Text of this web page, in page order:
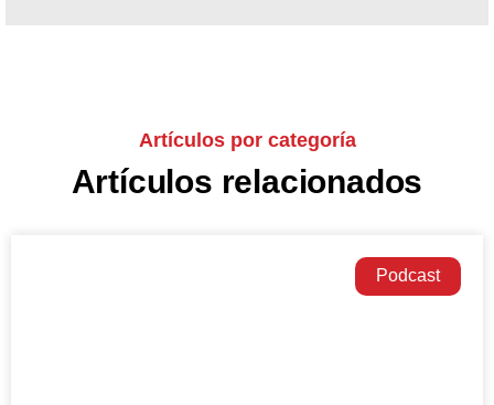
Artículos por categoría
Artículos relacionados
Podcast